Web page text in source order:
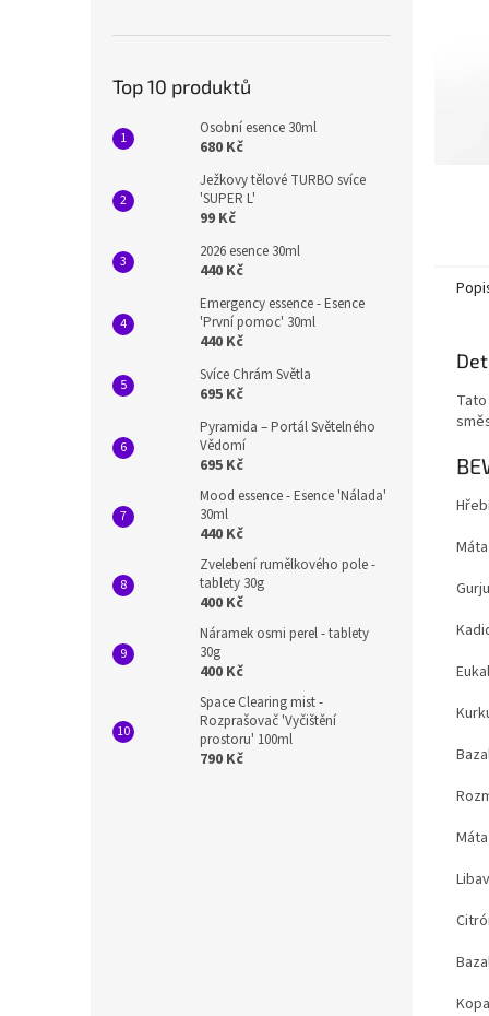
Top 10 produktů
Osobní esence 30ml
680 Kč
Ježkovy tělové TURBO svíce
'SUPER L'
99 Kč
2026 esence 30ml
440 Kč
Emergency essence - Esence
'První pomoc' 30ml
440 Kč
Svíce Chrám Světla
695 Kč
Pyramida – Portál Světelného
Vědomí
695 Kč
Mood essence - Esence 'Nálada'
30ml
440 Kč
Zvelebení rumělkového pole -
tablety 30g
400 Kč
Náramek osmi perel - tablety
30g
400 Kč
Space Clearing mist -
Rozprašovač 'Vyčištění
prostoru' 100ml
790 Kč